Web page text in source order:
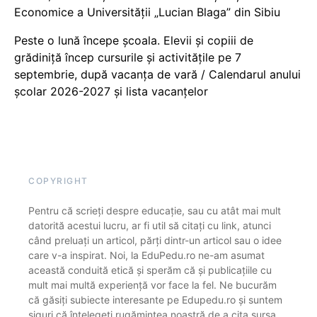
Economice a Universității „Lucian Blaga” din Sibiu
Peste o lună începe școala. Elevii și copiii de
grădiniță încep cursurile și activitățile pe 7
septembrie, după vacanța de vară / Calendarul anului
școlar 2026-2027 și lista vacanțelor
COPYRIGHT
Pentru că scrieți despre educație, sau cu atât mai mult
datorită acestui lucru, ar fi util să citați cu link, atunci
când preluați un articol, părți dintr-un articol sau o idee
care v-a inspirat. Noi, la EduPedu.ro ne-am asumat
această conduită etică și sperăm că și publicațiile cu
mult mai multă experiență vor face la fel. Ne bucurăm
că găsiți subiecte interesante pe Edupedu.ro și suntem
siguri că înțelegeți rugămintea noastră de a cita sursa